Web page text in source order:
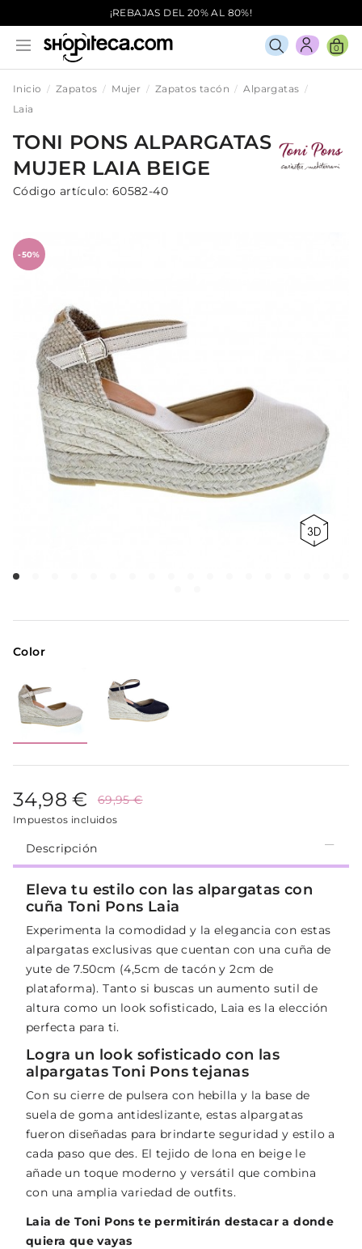
¡REBAJAS DEL 20% AL 80%!
0
Inicio Zapatos Mujer Zapatos tacón
Alpargatas
Laia
TONI PONS ALPARGATAS
MUJER LAIA BEIGE
Código artículo: 60582-40
-50%
Color
34,98 € 69,95 €
Impuestos incluidos
Descripción
Eleva tu estilo con las alpargatas con
cuña Toni Pons Laia
Experimenta la comodidad y la elegancia con estas
alpargatas exclusivas que cuentan con una cuña de
yute de 7.50cm (4,5cm de tacón y 2cm de
plataforma). Tanto si buscas un aumento sutil de
altura como un look sofisticado, Laia es la elección
perfecta para ti.
Logra un look sofisticado con las
alpargatas Toni Pons tejanas
Con su cierre de pulsera con hebilla y la base de
suela de goma antideslizante, estas alpargatas
fueron diseñadas para brindarte seguridad y estilo a
cada paso que des. El tejido de lona en beige le
añade un toque moderno y versátil que combina
con una amplia variedad de outfits.
Laia de Toni Pons te permitirán destacar a donde
quiera que vayas